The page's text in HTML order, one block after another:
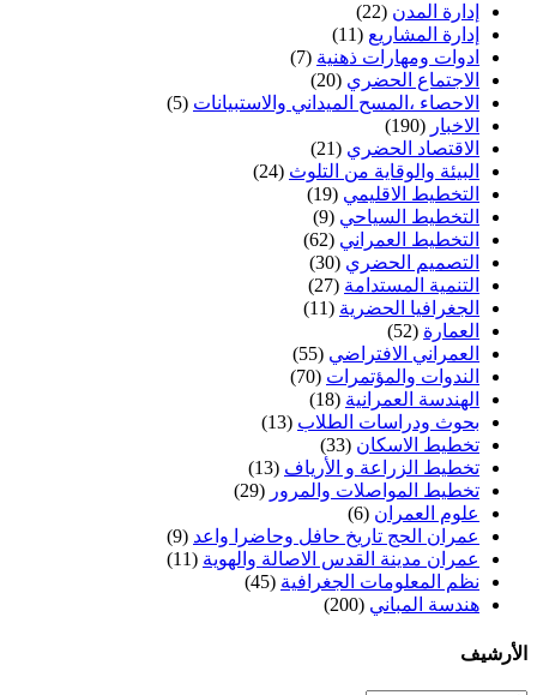
إدارة المدن (22)
إدارة المشاريع (11)
ادوات ومهارات ذهنية (7)
الاجتماع الحضري (20)
الاحصاء ،المسح الميداني والاستبيانات (5)
الاخبار (190)
الاقتصاد الحضري (21)
البيئة والوقاية من التلوث (24)
التخطيط الاقليمي (19)
التخطيط السياحي (9)
التخطيط العمراني (62)
التصميم الحضري (30)
التنمية المستدامة (27)
الجغرافيا الحضرية (11)
العمارة (52)
العمراني الافتراضي (55)
الندوات والمؤتمرات (70)
الهندسة العمرانية (18)
بحوث ودراسات الطلاب (13)
تخطيط الاسكان (33)
تخطيط الزراعة و الأرياف (13)
تخطيط المواصلات والمرور (29)
علوم العمران (6)
عمران الحج تاريخ حافل وحاضرا واعد (9)
عمران مدينة القدس الاصالة والهوية (11)
نظم المعلومات الجغرافية (45)
هندسة المباني (200)
الأرشيف